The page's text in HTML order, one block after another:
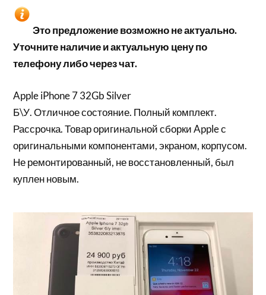
Это предложение возможно не актуально.
Уточните наличие и актуальную цену по
телефону либо через чат.
Apple iPhone 7 32Gb Silver
Б\У. Отличное состояние. Полный комплект.
Рассрочка. Товар оригинальной сборки Apple с
оригинальными компонентами, экраном, корпусом.
Не ремонтированный, не восстановленный, был
куплен новым.